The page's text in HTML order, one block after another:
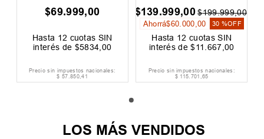
$69.999,00
Hasta 12 cuotas SIN
interés de $5834 00
Precio sin impuestos nacionales:
$ 57.850,41
$139.999,00 $199.999,00
Ahorrá$60 000 ,00 30 %OFF
Hasta 12 cuotas SIN
interés de$11 667 00
Precio sin impuestos nacionales:
$ 115.701,65
LOS MÁS VENDIDOS